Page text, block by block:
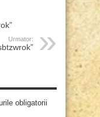
Urmator:
obligatorii